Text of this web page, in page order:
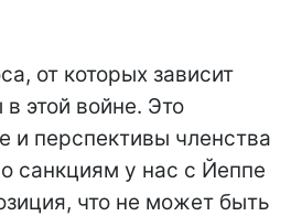
от которых зависит
этой войне. Это
и перспективы членства
санкциям у нас с Йеппе
что не может быть